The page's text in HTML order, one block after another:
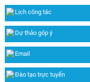
Lịch công tác
Dự thảo góp ý
Email
Đào tạo trực tuyến